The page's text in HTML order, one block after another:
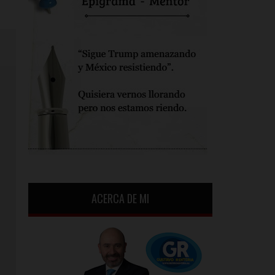
ACERCA DE MI